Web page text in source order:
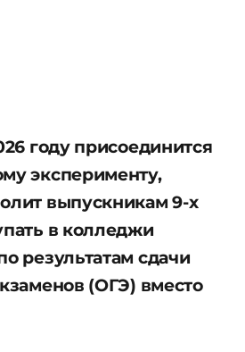
году присоединится
эксперименту,
выпускникам 9-х
в колледжи
результатам сдачи
(ОГЭ) вместо